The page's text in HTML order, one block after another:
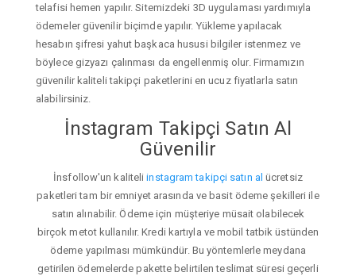
telafisi hemen yapılır. Sitemizdeki 3D uygulaması yardımıyla
ödemeler güvenilir biçimde yapılır. Yükleme yapılacak
hesabın şifresi yahut başkaca hususi bilgiler istenmez ve
böylece gizyazı çalınması da engellenmiş olur. Firmamızın
güvenilir kaliteli takipçi paketlerini en ucuz fiyatlarla satın
alabilirsiniz.
İnstagram Takipçi Satın Al
Güvenilir
İnsfollow'un kaliteliinstagram takipçi satın al ücretsiz
paketleri tam bir emniyet arasında ve basit ödeme şekilleri ile
satın alınabilir. Ödeme için müşteriye müsait olabilecek
birçok metot kullanılır. Kredi kartıyla ve mobil tatbik üstünden
ödeme yapılması mümkündür. Bu yöntemlerle meydana
getirilen ödemelerde pakette belirtilen teslimat süresi geçerli